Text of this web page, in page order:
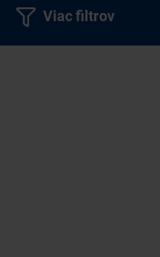
Viac filtrov